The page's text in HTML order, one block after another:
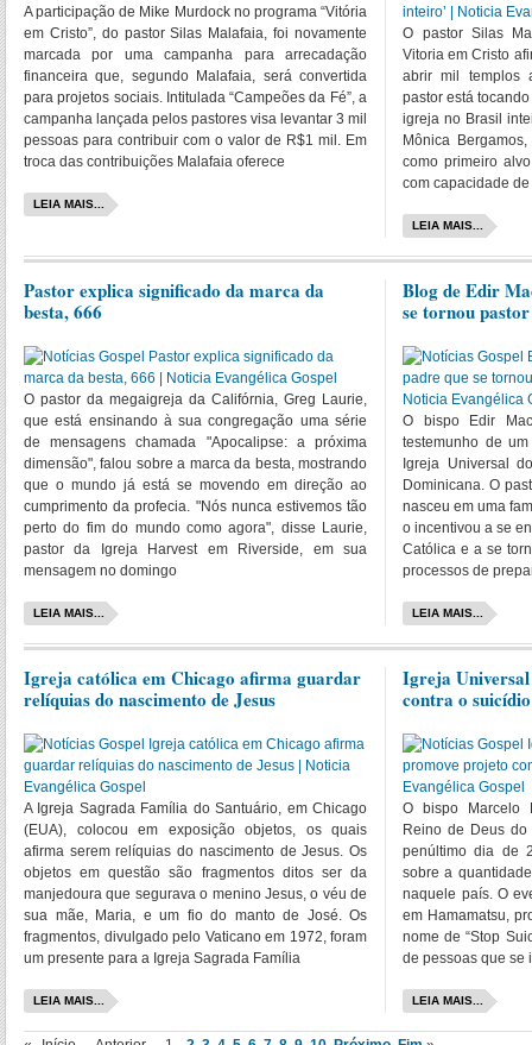
A participação de Mike Murdock no programa “Vitória
em Cristo”, do pastor Silas Malafaia, foi novamente
marcada por uma campanha para arrecadação
financeira que, segundo Malafaia, será convertida
para projetos sociais. Intitulada “Campeões da Fé”, a
campanha lançada pelos pastores visa levantar 3 mil
pessoas para contribuir com o valor de R$1 mil. Em
troca das contribuições Malafaia oferece
LEIA MAIS...
O pastor Silas
Vitoria em Cristo
abrir mil templos
pastor está
igreja no Brasil
Mônica
como primeiro
com capacidade
LEIA MAIS...
Pastor explica significado da marca da
besta, 666
O pastor da megaigreja da Califórnia, Greg Laurie,
que está ensinando à sua congregação uma série
de mensagens chamada "Apocalipse: a próxima
dimensão", falou sobre a marca da besta, mostrando
que o mundo já está se movendo em direção ao
cumprimento da profecia. "Nós nunca estivemos tão
perto do fim do mundo como agora", disse Laurie,
pastor da Igreja Harvest em Riverside, em sua
mensagem no domingo
LEIA MAIS...
Blog de Edir
se tornou
O bispo Edir
testemunho de
Igreja Universal
Dominicana. O
nasceu em uma
o incentivou a se
Católica e a se
processos de
LEIA MAIS...
Igreja católica em Chicago afirma guardar
relíquias do nascimento de Jesus
A Igreja Sagrada Família do Santuário, em Chicago
(EUA), colocou em exposição objetos, os quais
afirma serem relíquias do nascimento de Jesus. Os
objetos em questão são fragmentos ditos ser da
manjedoura que segurava o menino Jesus, o véu de
sua mãe, Maria, e um fio do manto de José. Os
fragmentos, divulgado pelo Vaticano em 1972, foram
um presente para a Igreja Sagrada Família
LEIA MAIS...
Igreja
contra o suicídio
O bispo Marcelo
Reino de Deus
penúltimo dia de
sobre a
naquele país. O
em Hamamatsu,
nome de “Stop
de pessoas que se
LEIA MAIS...